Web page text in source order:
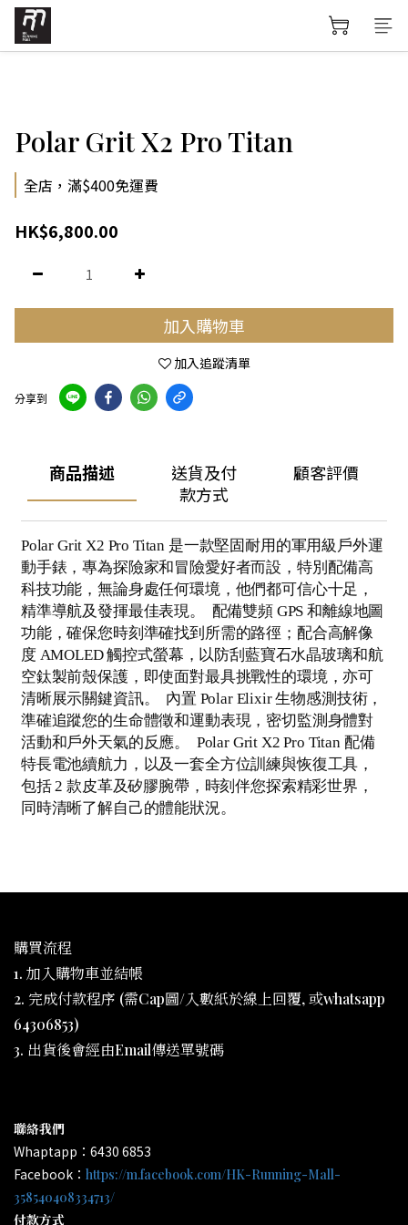
Polar Grit X2 Pro Titan
全店，滿$400免運費
HK$6,800.00
加入購物車
加入追蹤清單
分享到
商品描述
送貨及付
款方式
顧客評價
Polar Grit X2 Pro Titan 是一款堅固耐用的軍用級戶外運
動手錶，專為探險家和冒險愛好者而設，特別配備高
科技功能，無論身處任何環境，他們都可信心十足，
精準導航及發揮最佳表現。 配備雙頻 GPS 和離線地圖
功能，確保您時刻準確找到所需的路徑；配合高解像
度 AMOLED 觸控式螢幕，以防刮藍寶石水晶玻璃和航
空鈦製前殼保護，即使面對最具挑戰性的環境，亦可
清晰展示關鍵資訊。 內置 Polar Elixir 生物感測技術，
準確追蹤您的生命體徵和運動表現，密切監測身體對
活動和戶外天氣的反應。 Polar Grit X2 Pro Titan 配備
特長電池續航力，以及一套全方位訓練與恢復工具，
包括 2 款皮革及矽膠腕帶，時刻伴您探索精彩世界，
同時清晰了解自己的體能狀況。
購買流程
1. 加入購物車並結帳
2. 完成付款程序 (需Cap圖/入數紙於線上回覆, 或whatsapp
64306853)
3. 出貨後會經由Email傳送單號碼
聯絡我們
Whaptapp：6430 6853
Facebook： https://m.facebook.com/HK-Running-Mall-
358540408334713/
付款方式